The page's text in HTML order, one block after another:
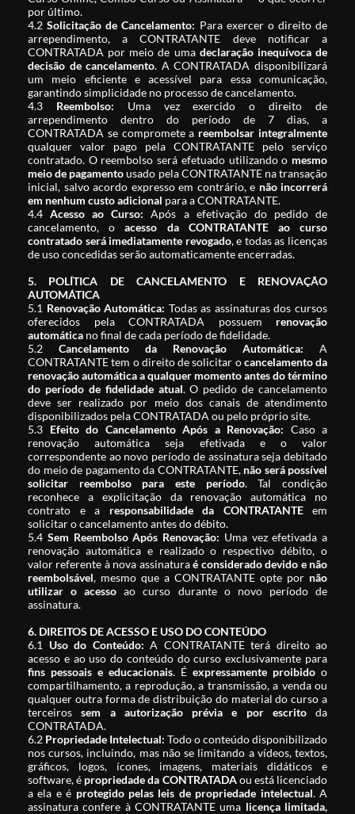
por último.
4.2Solicitação de Cancelamento: Para exercer o direito de
arrependimento, a CONTRATANTE deve notificar a
CONTRATADA por meio de uma declaração inequívoca de
decisão de cancelamento. A CONTRATADA disponibilizará
um meio eficiente e acessível para essa comunicação,
garantindo simplicidade no processo de cancelamento.
4.3 Reembolso: Uma vez exercido o direito de
arrependimento dentro do período de 7 dias, a
CONTRATADA se compromete a reembolsar integralmente
qualquer valor pago pela CONTRATANTE pelo serviço
contratado. O reembolso será efetuado utilizando o mesmo
meio de pagamentousado pela CONTRATANTE na transação
inicial, salvo acordo expresso em contrário, e não incorrerá
em nenhum custo adicional para a CONTRATANTE.
4.4Acesso ao Curso: Após a efetivação do pedido de
cancelamento, oacesso da CONTRATANTE ao curso
contratado será imediatamente revogado, e todas as licenças
de uso concedidas serão automaticamente encerradas.
5. POLÍTICA DE CANCELAMENTO E RENOVAÇÃO
AUTOMÁTICA
5.1 Renovação Automática: Todas as assinaturas dos cursos
oferecidos pela CONTRATADA possuem renovação
automática no final de cada período de fidelidade.
5.2 Cancelamento da Renovação Automática: A
CONTRATANTE tem o direito de solicitar ocancelamento da
renovação automática a qualquer momento antes do término
do período de fidelidade atual. O pedido de cancelamento
deve ser realizado por meio dos canais de atendimento
disponibilizados pela CONTRATADA ou pelo próprio site.
5.3 Efeito do Cancelamento Após a Renovação: Caso a
renovação automática seja efetivada e o valor
correspondente ao novo período de assinatura seja debitado
do meio de pagamento da CONTRATANTE, não será possível
solicitar reembolso para este período. Tal condição
reconhece a explicitação da renovação automática no
contrato e a responsabilidade da CONTRATANTEem
solicitar o cancelamento antes do débito.
5.4 Sem Reembolso Após Renovação: Uma vez efetivada a
renovação automática e realizado o respectivo débito, o
valor referente à nova assinaturaé considerado devido e não
reembolsável, mesmo que a CONTRATANTE opte por não
utilizar o acesso ao curso durante o novo período de
assinatura.
6. DIREITOS DE ACESSO E USO DO CONTEÚDO
6.1 Uso do Conteúdo: A CONTRATANTE terá direito ao
acesso e ao uso do conteúdo do curso exclusivamente para
fins pessoais e educacionais. É expressamente proibido o
compartilhamento, a reprodução, a transmissão, a venda ou
qualquer outra forma de distribuição do material do curso a
terceirossem a autorização prévia e por escritoda
CONTRATADA.
6.2 Propriedade Intelectual: Todo o conteúdo disponibilizado
nos cursos, incluindo, mas não se limitando a vídeos, textos,
gráficos, logos, ícones, imagens, materiais didáticos e
software, é propriedade da CONTRATADAou está licenciado
a ela e é protegido pelas leis de propriedade intelectual. A
assinatura confere à CONTRATANTE uma licença limitada,